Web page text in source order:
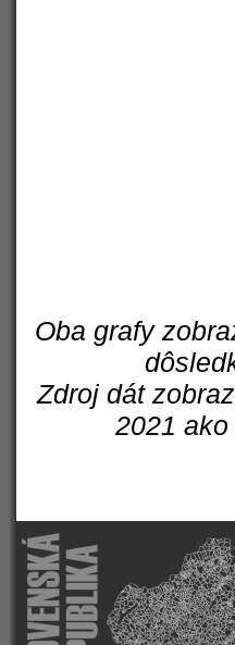
Oba grafy
Zdroj dát
2021